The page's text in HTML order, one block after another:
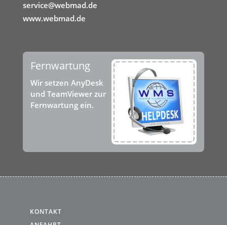
service@webmad.de
www.webmad.de
Fernwartung
Wir setzen AnyDesk
und TeamViewer zur
Fernwartung ein.
KONTAKT